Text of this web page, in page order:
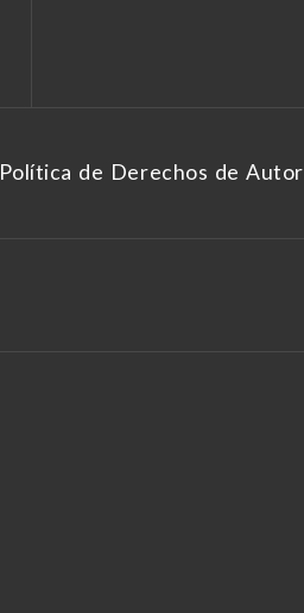
Política de Derechos de Autor